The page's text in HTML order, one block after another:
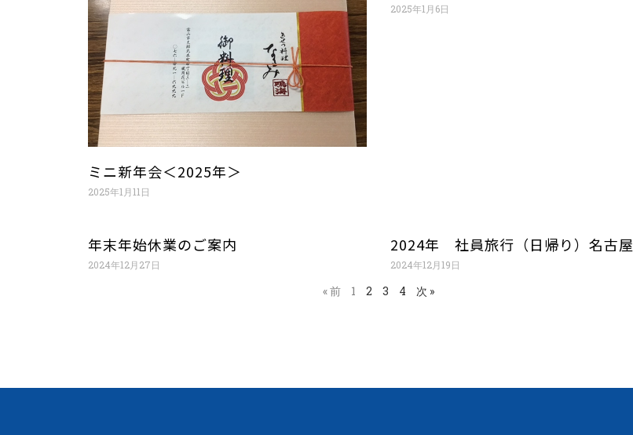
ミニ新年会＜2025年＞
2025年1月11日
2025年1月6日
年末年始休業のご案内
2024年12月27日
2024年 社員旅行（日帰り）名古屋
2024年12月19日
« 前 1 2 3 4 次 »